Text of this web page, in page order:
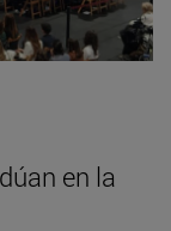
en la